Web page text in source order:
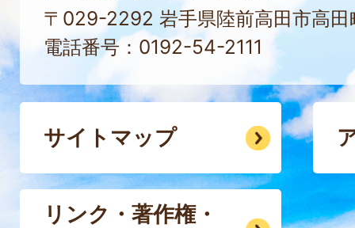
〒029-2292 岩手県陸前高田市高田
電話番号：0192-54-2111
サイトマップ
リンク・著作権・